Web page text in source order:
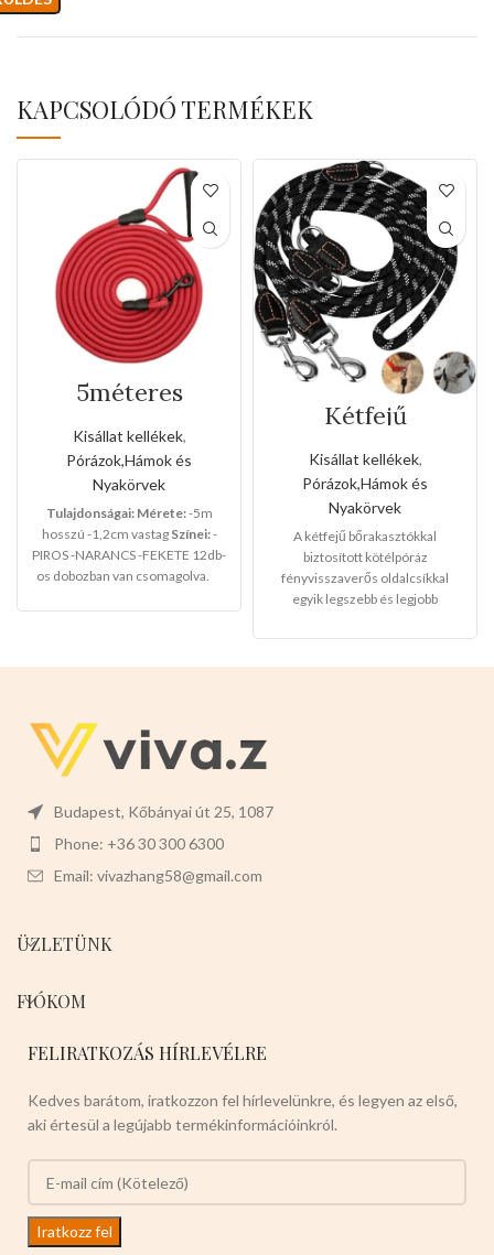
KAPCSOLÓDÓ TERMÉKEK
5méteres
kézipóráz
Kisállat kellékek,
Pórázok,Hámok és
Nyakörvek
Tulajdonságai: Mérete:-5m
hosszú -1,2cm vastag Színei:-
PIROS -NARANCS -FEKETE 12db-
os dobozban van csomagolva.
Kétfejű
bőrakasztókkal
biztosított
kötélpóráz
fényvisszaverős
oldalcsíkkal(Nagy
méret)
Kisállat kellékek,
Pórázok,Hámok és
Nyakörvek
A kétfejű bőrakasztókkal
biztosított kötélpóráz
fényvisszaverős oldalcsíkkal
egyik legszebb és legjobb
már egy kézzel tudják vezetni a
Budapest, Kőbányai út 25, 1087
Phone: +36 30 300 6300
Email: vivazhang58@gmail.com
ÜZLETÜNK
FIÓKOM
FELIRATKOZÁS HÍRLEVÉLRE
Kedves barátom, iratkozzon fel hírlevelünkre, és legyen az első,
aki értesül a legújabb termékinformációinkról.